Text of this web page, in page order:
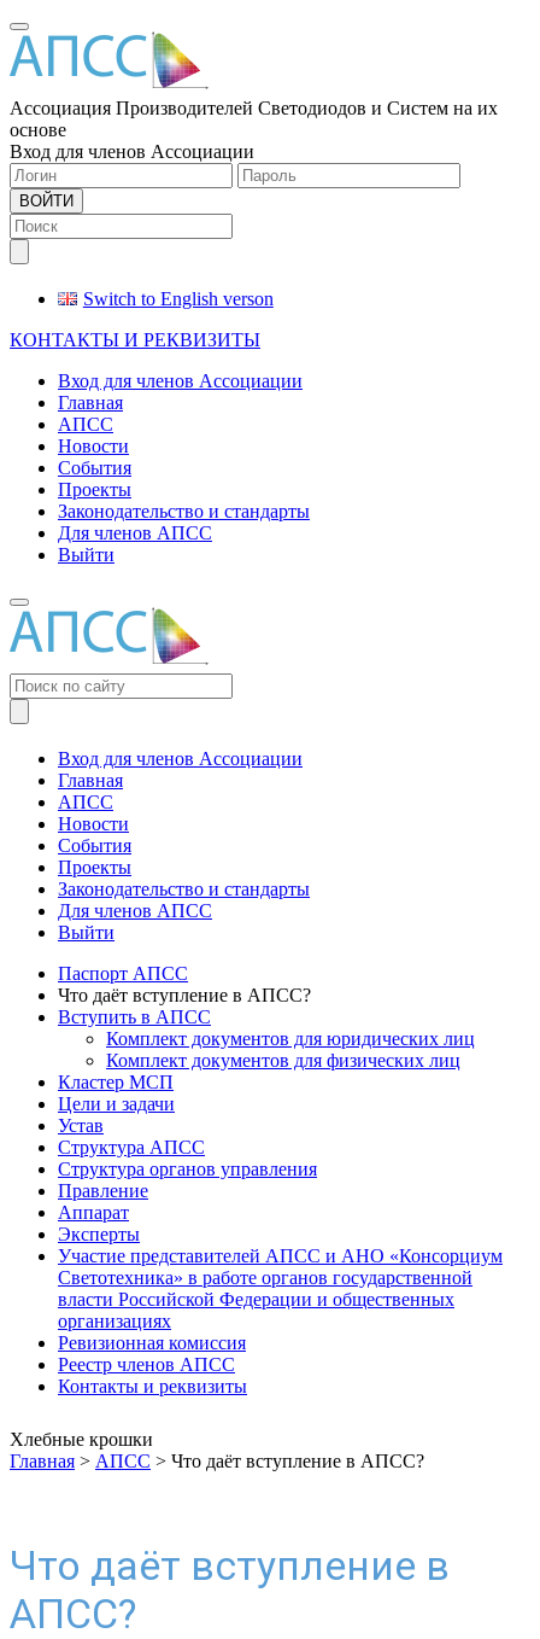
Меню
Ассоциация Производителей Светодиодов и Систем на их
основе
Вход для членов Ассоциации
ВОЙТИ
Switch to English verson
КОНТАКТЫ И РЕКВИЗИТЫ
Вход для членов Ассоциации
Главная
АПСС
Новости
События
Проекты
Законодательство и стандарты
Для членов АПСС
Выйти
Меню
Вход для членов Ассоциации
Главная
АПСС
Новости
События
Проекты
Законодательство и стандарты
Для членов АПСС
Выйти
Паспорт АПСС
Что даёт вступление в АПСС?
Вступить в АПСС
Комплект документов для юридических лиц
Комплект документов для физических лиц
Кластер МСП
Цели и задачи
Устав
Структура АПСС
Структура органов управления
Правление
Аппарат
Эксперты
Участие представителей АПСС и АНО «Консорциум
Светотехника» в работе органов государственной
власти Российской Федерации и общественных
организациях
Ревизионная комиссия
Реестр членов АПСС
Контакты и реквизиты
Хлебные крошки
Главная > АПСС > Что даёт вступление в АПСС?
Что даёт вступление в
АПСС?